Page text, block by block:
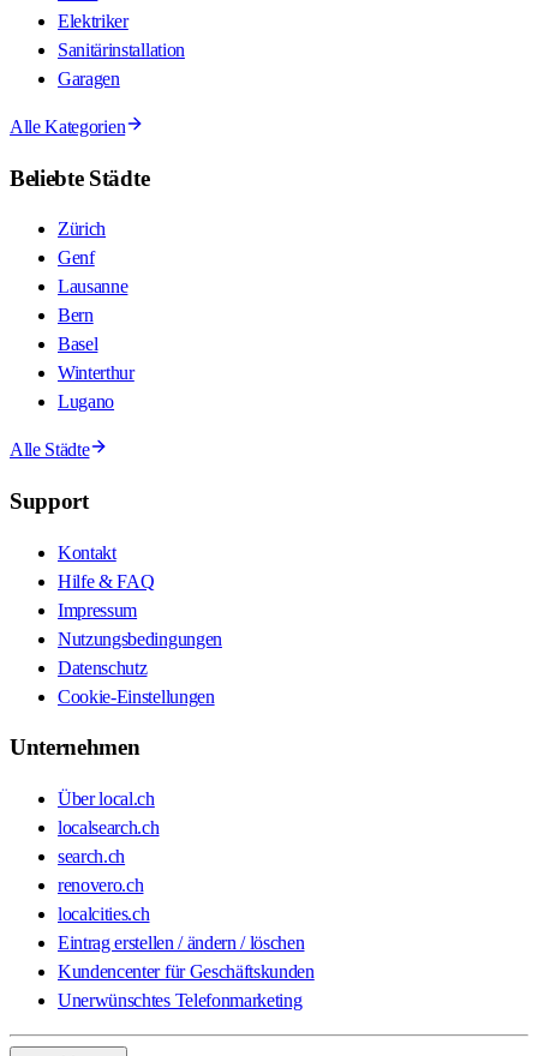
Elektriker
Sanitärinstallation
Garagen
Alle Kategorien
Beliebte Städte
Zürich
Genf
Lausanne
Bern
Basel
Winterthur
Lugano
Alle Städte
Support
Kontakt
Hilfe & FAQ
Impressum
Nutzungsbedingungen
Datenschutz
Cookie-Einstellungen
Unternehmen
Über local.ch
localsearch.ch
search.ch
renovero.ch
localcities.ch
Eintrag erstellen / ändern / löschen
Kundencenter für Geschäftskunden
Unerwünschtes Telefonmarketing